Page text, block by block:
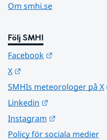
Om smhi.se
Följ SMHI
Facebook
X
SMHIs meteorologer på X
Linkedin
Instagram
Policy för sociala medier